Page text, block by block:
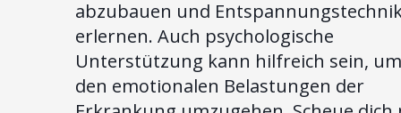
abzubauen und
erlernen. Auch psychologische
Unterstützung kann hilfreich sein,
den emotionalen Belastungen der